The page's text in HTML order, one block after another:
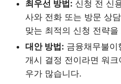
최우선 방법: 신청 전 신
사와 전화 또는 방문 상
맞는 최적의 신청 전략을
대안 방법: 금융채무불
개시 결정 전이라면 워
우가 많습니다.